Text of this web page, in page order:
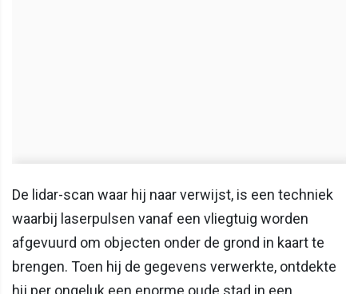
De lidar-scan waar hij naar verwijst, is een techniek
waarbij laserpulsen vanaf een vliegtuig worden
afgevuurd om objecten onder de grond in kaart te
brengen. Toen hij de gegevens verwerkte, ontdekte
hij per ongeluk een enorme oude stad in een